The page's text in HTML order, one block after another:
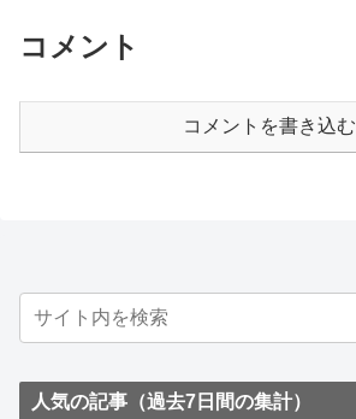
コメント
コメントを書き込む
人気の記事（過去7日間の集計）